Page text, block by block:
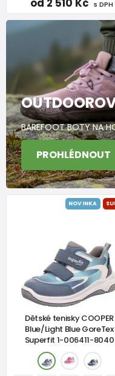
s DPH
BAREFOOT BOTY NA
PROHLÉDNOUT
NOVINKA
Dětské tenisky COOPER
Blue/Light Blue GoreTex
Superfit 1-006411-8040